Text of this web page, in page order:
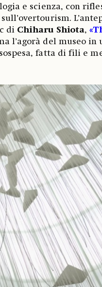
e scienza, con
di Chiharu Shiota,
l’agorà del museo in
fatta di fili e